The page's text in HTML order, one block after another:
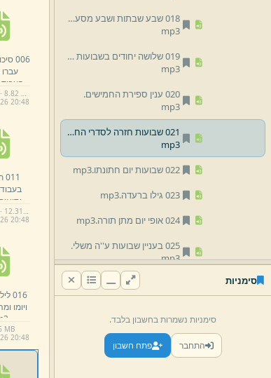
018 שבע שבתות ושבע מסעות.
mp3
019 שלושה יחודים בשבועות התשובה בבינה החילוק מר''ה כ''ע בכתרי בנ''י עבודת קודם החטא.
mp3
020 ענין ספירת החמישים.
mp3
021 שבועות חזרה לסדרי החיים קודם החטא.
mp3
022 שבועות יום חתונתו.
mp3
023 גילו ברעדה.
mp3
024 אופי יום מתן תורה.
mp3
025 בעניין שבועות ע''ה משלי.
mp3
mp3
028 שבועות ס''ח.
mp3
029 שבועות ס''ט.
mp3
סימניות
סימניות נשמרות בחשבון בלבד.
התחבר פתח חשבון
006
ועליה
00:36:43 · 8.82 MB
20:48
00:53:04 · 12.31 MB
20:48
ויומו
MB
20:48